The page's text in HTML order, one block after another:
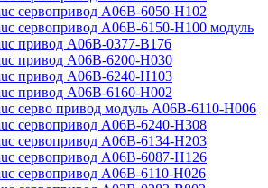
сервопривод A06B-6050-H102
сервопривод A06B-6150-H100 модуль
привод A06B-0377-B176
привод A06B-6200-H030
привод A06B-6240-H103
привод A06B-6160-H002
серво привод модуль A06B-6110-H006
сервопривод A06B-6240-H308
сервопривод A06B-6134-H203
сервопривод A06B-6087-H126
сервопривод A06B-6110-H026